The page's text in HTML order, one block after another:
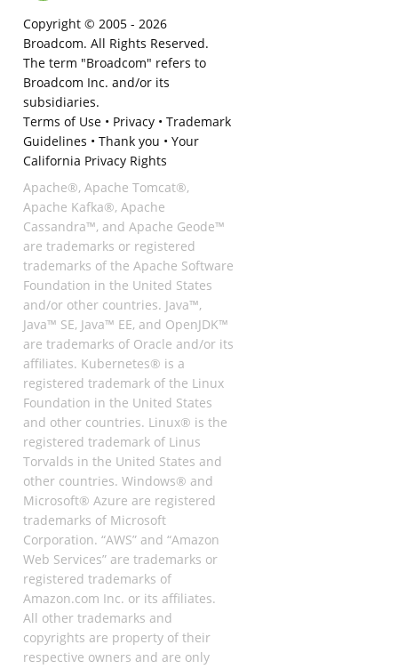
Copyright © 2005 - 2026
Broadcom. All Rights Reserved.
The term "Broadcom" refers to
Broadcom Inc. and/or its
subsidiaries.
Terms of Use• Privacy• Trademark
Guidelines • Thank you • Your
California Privacy Rights
Apache®, Apache Tomcat®,
Apache Kafka®, Apache
Cassandra™, and Apache Geode™
are trademarks or registered
trademarks of the Apache Software
Foundation in the United States
and/or other countries. Java™,
Java™ SE, Java™ EE, and OpenJDK™
are trademarks of Oracle and/or its
affiliates. Kubernetes® is a
registered trademark of the Linux
Foundation in the United States
and other countries. Linux® is the
registered trademark of Linus
Torvalds in the United States and
other countries. Windows® and
Microsoft® Azure are registered
trademarks of Microsoft
Corporation. “AWS” and “Amazon
Web Services” are trademarks or
registered trademarks of
Amazon.com Inc. or its affiliates.
All other trademarks and
copyrights are property of their
respective owners and are only